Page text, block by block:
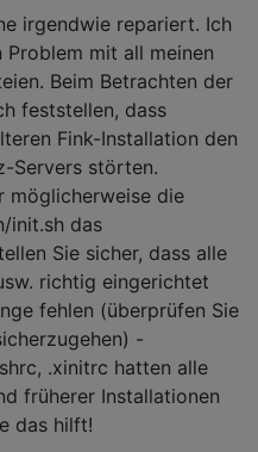
irgendwie repariert. Ich
Problem mit all meinen
Beim Betrachten der
feststellen, dass
Fink-Installation den
Servers störten.
möglicherweise die
init.sh das
Sie sicher, dass alle
richtig eingerichtet
fehlen (überprüfen Sie
-
.xinitrc hatten alle
früherer Installationen
das hilft!